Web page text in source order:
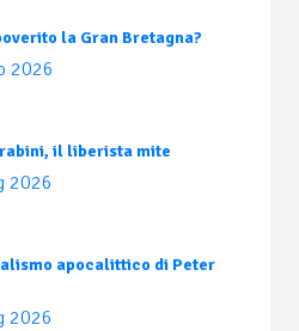
la Gran Bretagna?
2026
il liberista mite
2026
apocalittico di Peter
2026